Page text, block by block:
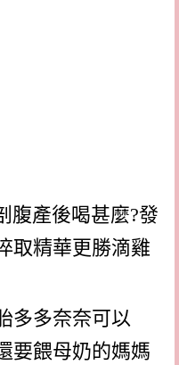
多多奈奈可以
要餵母奶的媽媽